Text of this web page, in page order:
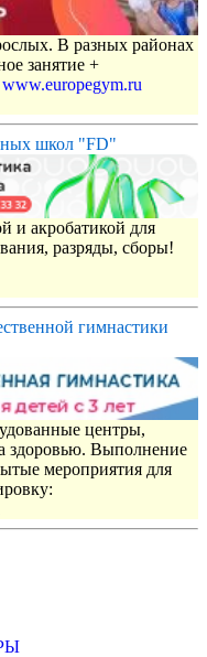
В разных районах
занятие +
www.europegym.ru
школ "FD"
и акробатикой для
разряды, сборы!
гимнастики
центры,
здоровью. Выполнение
мероприятия для